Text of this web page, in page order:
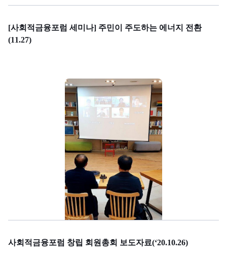
[사회적금융포럼 세미나] 주민이 주도하는 에너지 전환
(11.27)
사회적금융포럼 창립 회원총회 보도자료(‘20.10.26)